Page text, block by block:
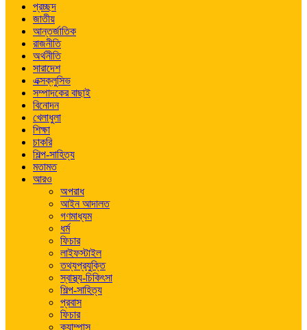
প্রচ্ছদ
জাতীয়
আন্তর্জাতিক
রাজনীতি
অর্থনীতি
সারাদেশ
এক্সক্লুসিভ
সম্পাদকের বাছাই
বিনোদন
খেলাধুলা
শিক্ষা
চাকরি
শিল্প-সাহিত্য
মতামত
আরও
অপরাধ
আইন আদালত
গণমাধ্যম
ধর্ম
ফিচার
লাইফস্টাইল
তথ্যপ্রযুক্তি
স্বাস্থ্য-চিকিৎসা
শিল্প-সাহিত্য
প্রবাস
ফিচার
ক্যাম্পাস